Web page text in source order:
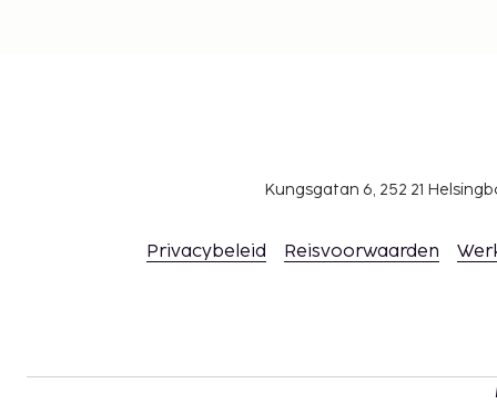
Kungsgatan 6, 252 21
Privacybeleid Reisvoorwaarden